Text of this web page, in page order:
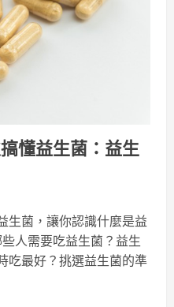
懂益生菌：益生
生菌，讓你認識什麼是益
人需要吃益生菌？益生
吃最好？挑選益生菌的準